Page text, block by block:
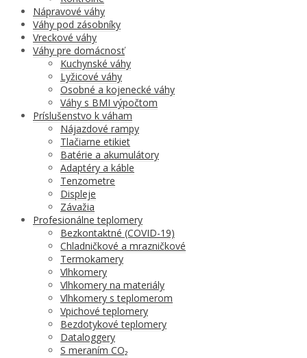
Nápravové váhy
Váhy pod zásobníky
Vreckové váhy
Váhy pre domácnosť
Kuchynské váhy
Lyžicové váhy
Osobné a kojenecké váhy
Váhy s BMI výpočtom
Príslušenstvo k váham
Nájazdové rampy
Tlačiarne etikiet
Batérie a akumulátory
Adaptéry a káble
Tenzometre
Displeje
Závažia
Profesionálne teplomery
Bezkontaktné (COVID-19)
Chladničkové a mrazničkové
Termokamery
Vlhkomery
Vlhkomery na materiály
Vlhkomery s teplomerom
Vpichové teplomery
Bezdotykové teplomery
Dataloggery
S meraním CO₂